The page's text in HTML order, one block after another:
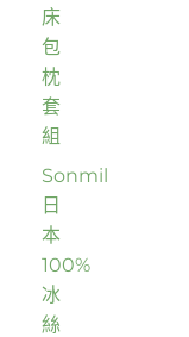
床
包
枕
套
組
Sonmil
日
本
100%
冰
絲